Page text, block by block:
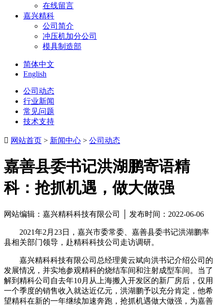
在线留言
嘉兴精科
公司简介
冲压机加分公司
模具制造部
简体中文
English
公司动态
行业新闻
常见问题
技术支持
 网站首页 > 新闻中心 > 公司动态
嘉善县委书记洪湖鹏寄语精
科：抢抓机遇，做大做强
网站编辑：嘉兴精科科技有限公司 │ 发布时间：2022-06-06
2021年2月23日，嘉兴市委常委、嘉善县委书记洪湖鹏率
县相关部门领导，赴精科科技公司走访调研。
嘉兴精科科技有限公司总经理黄云斌向洪书记介绍公司的
发展情况，并实地参观精科的烧结车间和注射成型车间。当了
解到精科公司自去年10月从上海搬入开发区的新厂房后，仅用
一个季度的销售收入就达近亿元，洪湖鹏予以充分肯定，他希
望精科在新的一年继续加速奔跑，抢抓机遇做大做强，为嘉善